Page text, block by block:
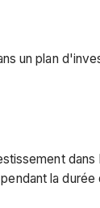
un plan
la durée